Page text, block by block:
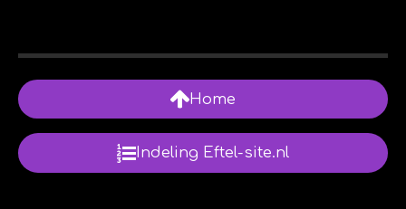
Home
Indeling Eftel-site.nl